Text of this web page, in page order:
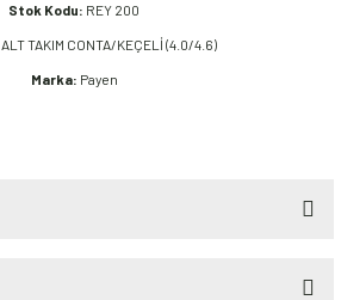
Stok Kodu: REY 200
ALT TAKIM CONTA/KEÇELİ (4.0/4.6)
Marka: Payen